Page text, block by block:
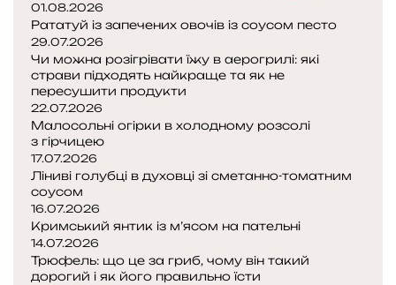
01.08.2026
Рататуй із запечених овочів із соусом песто
29.07.2026
Чи можна розігрівати їжу в аерогрилі: які
страви підходять найкраще та як не
пересушити продукти
22.07.2026
Малосольні огірки в холодному розсолі
з гірчицею
17.07.2026
Ліниві голубці в духовці зі сметанно-томатним
соусом
16.07.2026
Кримський янтик із м’ясом на пательні
14.07.2026
Трюфель: що це за гриб, чому він такий
дорогий і як його правильно їсти